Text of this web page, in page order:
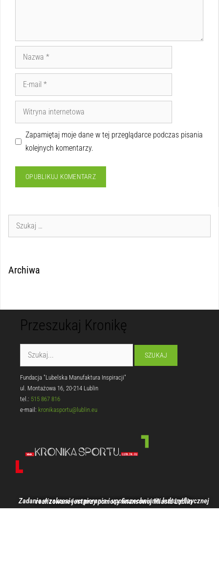
Zapamiętaj moje dane w tej przeglądarce podczas pisania
kolejnych komentarzy.
Archiwa
Przeszukaj Kronikę
Fundacja "Lubelska Manufaktura Inspiracji"
ul. Montażowa 16, 20-214 Lublin
tel.: 515 867 816
e-mail: kronikasportu@lublin.eu
Zadanie w zakresie wspierania i upowszechniania kultury fizycznej realizowane jest przy pomocy finansowej Miasta Lublin